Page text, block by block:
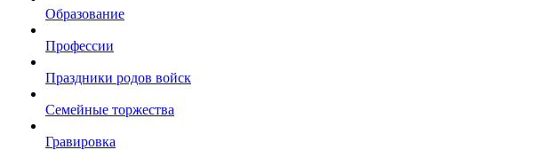
Образование
Профессии
Праздники родов войск
Семейные торжества
Гравировка